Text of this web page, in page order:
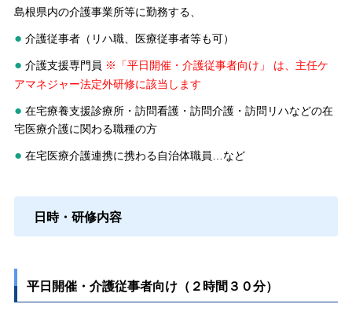
島根県内の介護事業所等に勤務する、
● 介護従事者（リハ職、医療従事者等も可）
● 介護支援専門員 ※「平日開催・介護従事者向け」
は、主任ケ
アマネジャー法定外研修に該当します
● 在宅療養支援診療所・訪問看護・訪問介護・訪問リハなどの在
宅医療介護に関わる職種の方
● 在宅医療介護連携に携わる自治体職員…など
日時・研修内容
平日開催・介護従事者向け（２時間３０分）